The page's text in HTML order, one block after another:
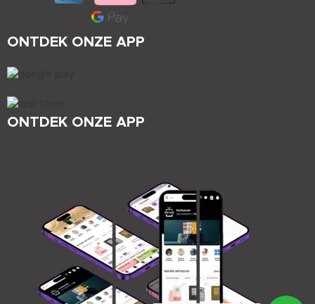
ONTDEK ONZE APP
ONTDEK ONZE APP